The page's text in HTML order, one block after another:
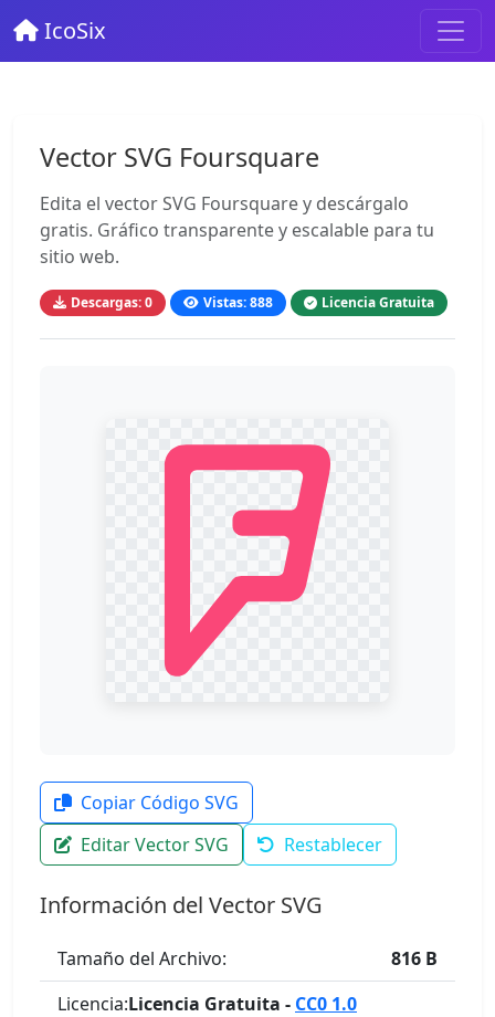
IcoSix
Vector SVG Foursquare
Edita el vector SVG Foursquare y descárgalo
gratis. Gráfico transparente y escalable para tu
sitio web.
Descargas: 0 Vistas: 888 Licencia Gratuita
Copiar Código SVG
Editar Vector SVG
Restablecer
Información del Vector SVG
Tamaño del Archivo:
816 B
Licencia:Licencia Gratuita - CC0 1.0